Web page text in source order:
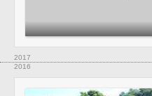
2017
2016